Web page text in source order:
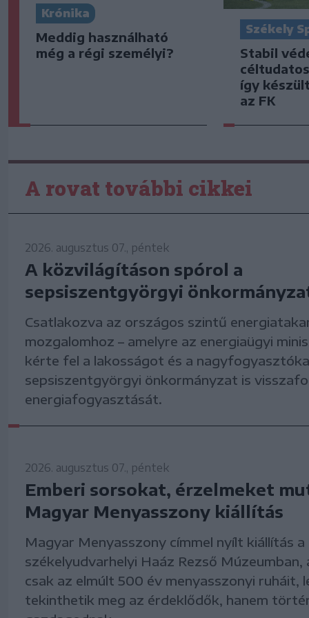
Krónika
Meddig használható
még a régi személyi?
Székely
Stabil
így
az FK
A rovat további cikkei
2026. augusztus 07., péntek
A közvilágításon spórol a
sepsiszentgyörgyi
Csatlakozva az országos szintű
mozgalomhoz – amelyre az energiaügyi
kérte fel a lakosságot és a
sepsiszentgyörgyi önkormányzat is
energiafogyasztását.
2026. augusztus 07., péntek
Emberi sorsokat, érzelmeket
Magyar Menyasszony kiállítás
Magyar Menyasszony címmel nyílt kiállítás a
székelyudvarhelyi Haáz Rezső Múzeumban,
csak az elmúlt 500 év menyasszonyi ruháit,
tekinthetik meg az érdeklődők, hanem